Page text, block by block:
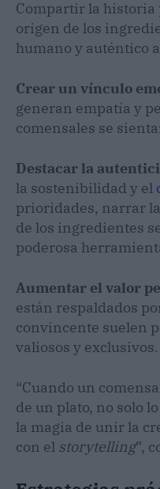
Compartir la historia
origen de los
humano y auténtico
Crear un vínculo
generan empatía y
comensales se
Destacar la
la sostenibilidad y el
prioridades, narrar
de los ingredientes
poderosa
Aumentar el valor
están respaldados
convincente suelen
valiosos y exclusivos.
“Cuando un
de un plato, no solo
la magia de unir la
con el storytelling”,